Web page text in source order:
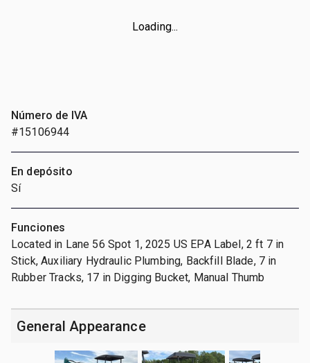
Loading...
Número de IVA
#15106944
En depósito
Sí
Funciones
Located in Lane 56 Spot 1, 2025 US EPA Label, 2 ft 7 in
Stick, Auxiliary Hydraulic Plumbing, Backfill Blade, 7 in
Rubber Tracks, 17 in Digging Bucket, Manual Thumb
General Appearance